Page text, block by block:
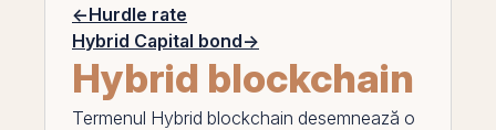
←Hurdle rate
Hybrid Capital bond→
Hybrid blockchain
Termenul Hybrid blockchain desemnează o